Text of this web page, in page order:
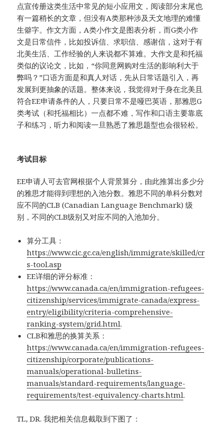
点宣传册这类生活中常见的短小应用文，阅读部分末尾也
有一篇稍长的文章，但没有A类那种涉及天文地理的难懂
生僻字。作文方面，A类小作文是图表分析，而G类小作
文是日常信件，比如投诉信、求职信、感谢信，这对于有
北美生活、工作经验的人来说都不算难。大作文是和托福
类似的议论文，比如，“你同意网购对生活的影响利大于
弊吗？”口语方面是和真人对话，先从日常话题引入，再
发展到更抽象的话题。整体来说，我觉得对于身在北美且
符合EE申请条件的人，只要日常不是哑巴英语，那雅思G
类考试（和托福相比）一点都不难，写作和口语主要靠底
子和练习，听力和阅读一旦熟悉了雅思题型也会很轻松。
考试目标
EE申请人可去官网根据个人背景算分，由此推算出多少分
的雅思才能得到理想的入池分数。雅思不同的单科分数对
应不同的CLB (Canadian Language Benchmark) 级
别，不同的CLB级别又对应不同的入池加分。
算分工具：
https://www.cic.gc.ca/english/immigrate/skilled/cr
s-tool.asp
EE详细的评分标准：
https://www.canada.ca/en/immigration-refugees-
citizenship/services/immigrate-canada/express-
entry/eligibility/criteria-comprehensive-
ranking-system/grid.html.
CLB和雅思的换算关系：
https://www.canada.ca/en/immigration-refugees-
citizenship/corporate/publications-
manuals/operational-bulletins-
manuals/standard-requirements/language-
requirements/test-equivalency-charts.html.
TL, DR. 我把相关信息截取到下图了：